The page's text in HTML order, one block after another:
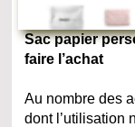
Sac papier
faire l’achat
Au nombre des
dont l’utilisation